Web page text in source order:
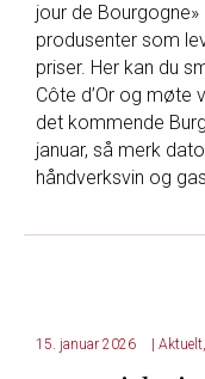
jour de
produsenter som
priser. Her kan du
Côte d’Or og møte
det kommende
januar, så merk
håndverksvin og
15. januar 2026 Aktuelt,